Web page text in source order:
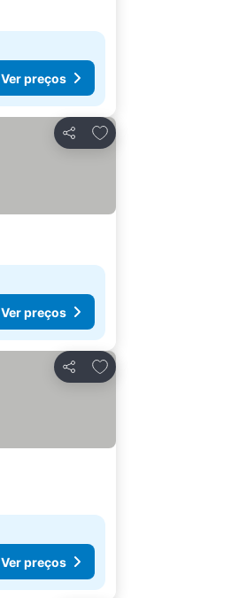
Ver preços
Partilhar
Adicionar aos favoritos
Ver preços
Partilhar
Adicionar aos favoritos
Ver preços